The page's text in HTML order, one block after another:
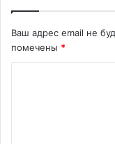
Ваш адрес email не
помечены *